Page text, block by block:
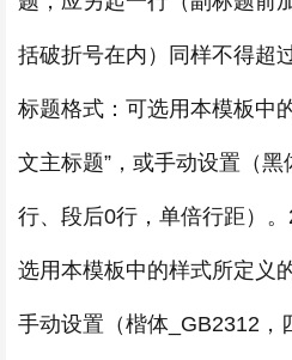
括破折号在内）同样不得超
标题格式：可选用本模板中
文主标题”，或手动设置（
行、段后0行，单倍行距）
选用本模板中的样式所定义
手动设置（楷体_GB2312，